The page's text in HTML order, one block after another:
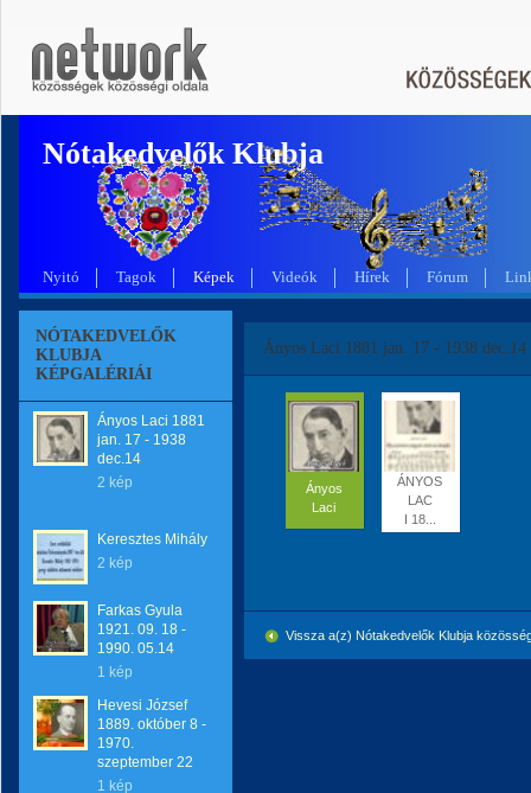
Nótakedvelők Klubja
Nyitó Tagok Képek Videók Hírek Fórum
NÓTAKEDVELŐK
KLUBJA
KÉPGALÉRIÁI
Ányos Laci 1881
jan. 17 - 1938
dec.14
2 kép
Keresztes Mihály
2 kép
Farkas Gyula
1921. 09. 18 -
1990. 05.14
1 kép
Hevesi József
1889. október 8 -
1970.
szeptember 22
1 kép
Ányos Laci 1881 jan. 17 - 1938 dec.14
Ányos
Laci
ÁNYOS
LAC
I 18...
Vissza a(z) Nótakedvelők Klubja